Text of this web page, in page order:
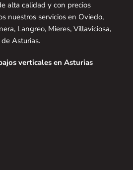
alta calidad y con precios
nuestros servicios en Oviedo,
Langreo, Mieres, Villaviciosa,
Asturias.
verticales en Asturias